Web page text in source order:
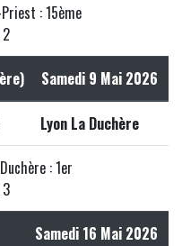
: 15ème
Samedi 9 Mai 2026
Lyon La Duchère
: 1er
Samedi 16 Mai 2026